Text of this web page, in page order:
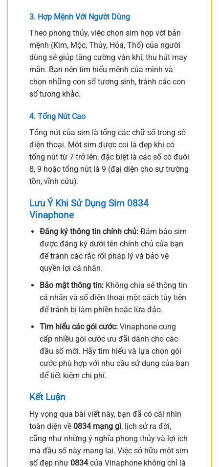
3. Hợp Mệnh Với Người Dùng
Theo phong thủy, việc chọn sim hợp với bản
mệnh (Kim, Mộc, Thủy, Hỏa, Thổ) của người
dùng sẽ giúp tăng cường vận khí, thu hút may
mắn. Bạn nên tìm hiểu mệnh của mình và
chọn những con số tương sinh, tránh các con
số tương khắc.
4. Tổng Nút Cao
Tổng nút của sim là tổng các chữ số trong số
điện thoại. Một sim được coi là đẹp khi có
tổng nút từ 7 trở lên, đặc biệt là các số có đuôi
8, 9 hoặc tổng nút là 9 (đại diện cho sự trường
tồn, vĩnh cửu).
Lưu Ý Khi Sử Dụng Sim 0834
Vinaphone
Đăng ký thông tin chính chủ:Đảm bảo sim
được đăng ký dưới tên chính chủ của bạn
để tránh các rắc rối pháp lý và bảo vệ
quyền lợi cá nhân.
Bảo mật thông tin:Không chia sẻ thông tin
cá nhân và số điện thoại một cách tùy tiện
để tránh bị làm phiền hoặc lừa đảo.
Tìm hiểu các gói cước:Vinaphone cung
cấp nhiều gói cước ưu đãi dành cho các
đầu số mới. Hãy tìm hiểu và lựa chọn gói
cước phù hợp với nhu cầu sử dụng của bạn
để tiết kiệm chi phí.
Kết Luận
Hy vọng qua bài viết này, bạn đã có cái nhìn
toàn diện về 0834 mạng gì, lịch sử ra đời,
cũng như những ý nghĩa phong thủy và lợi ích
mà đầu số này mang lại. Việc sở hữu một sim
số đẹp như 0834của Vinaphone không chỉ là